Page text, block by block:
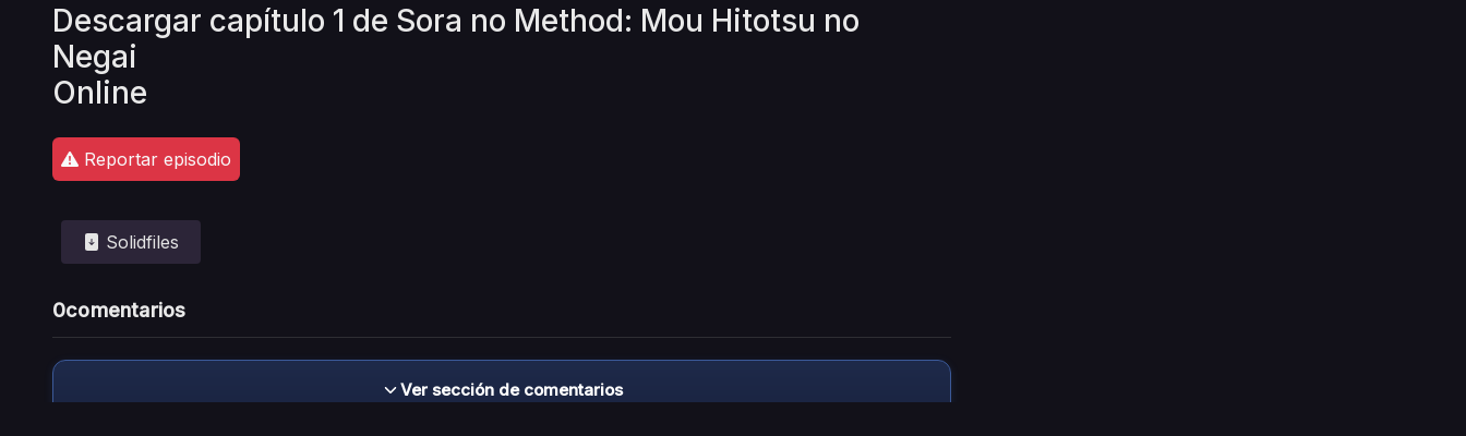
Descargar capítulo 1 de Sora no Method: Mou Hitotsu no
Negai
Online
Reportar episodio
Solidfiles
0comentarios
Ver sección de comentarios